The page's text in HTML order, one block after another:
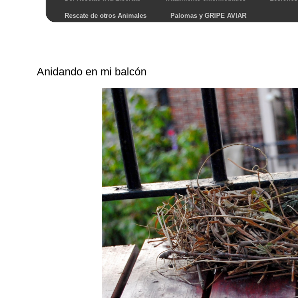
Rescate de otros Animales Palomas y GRIPE AVIAR
Anidando en mi balcón